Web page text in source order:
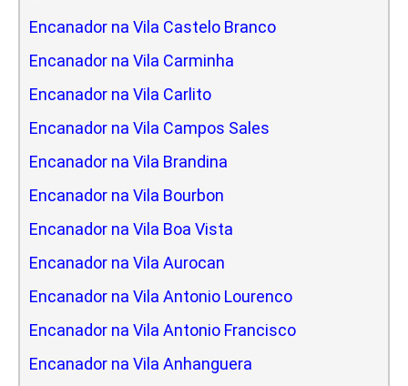
Encanador na Vila Castelo Branco
Encanador na Vila Carminha
Encanador na Vila Carlito
Encanador na Vila Campos Sales
Encanador na Vila Brandina
Encanador na Vila Bourbon
Encanador na Vila Boa Vista
Encanador na Vila Aurocan
Encanador na Vila Antonio Lourenco
Encanador na Vila Antonio Francisco
Encanador na Vila Anhanguera